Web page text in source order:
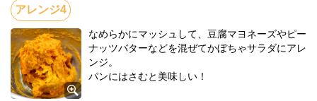
なめらかにマッシュして、豆腐マヨネーズやピー
ナッツバターなどを混ぜてかぼちゃサラダにアレ
ンジ。
パンにはさむと美味しい！